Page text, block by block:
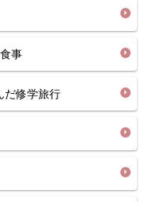
事
修学旅行